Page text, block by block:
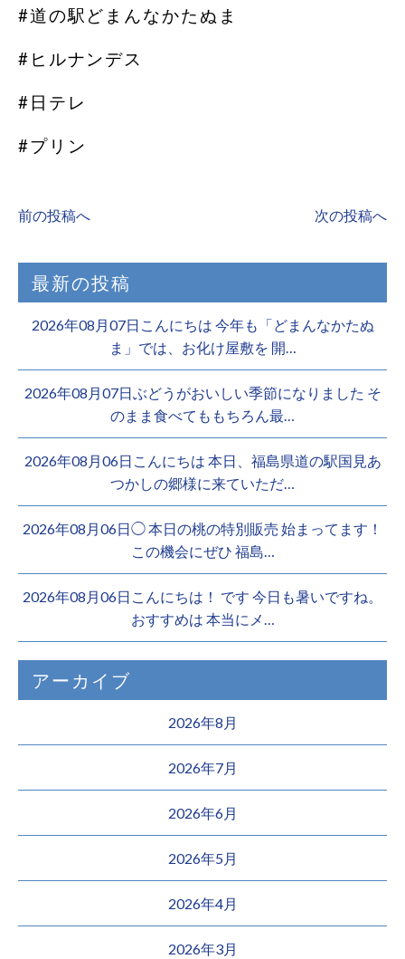
#道の駅どまんなかたぬま
#ヒルナンデス
#日テレ
#プリン
前の投稿へ 次の投稿へ
最新の投稿
2026年08月07日こんにちは 今年も「どまんなかたぬ
ま」では、お化け屋敷を 開…
2026年08月07日ぶどうがおいしい季節になりました そ
のまま食べてももちろん最…
2026年08月06日こんにちは 本日、福島県道の駅国見あ
つかしの郷様に来ていただ…
2026年08月06日◯ 本日の桃の特別販売 始まってます！
この機会にぜひ 福島…
2026年08月06日こんにちは！ です 今日も暑いですね。
おすすめは 本当にメ…
アーカイブ
2026年8月
2026年7月
2026年6月
2026年5月
2026年4月
2026年3月